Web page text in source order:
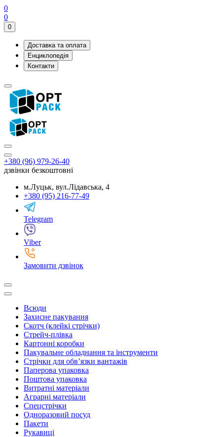
0
0
0
Доставка та оплата
Енциклопедія
Контакти
+380 (96) 979-26-40
дзвінки безкоштовні
м.Луцьк, вул.Лідавська, 4
+380 (95) 216-77-49
Telegram
Viber
Замовити дзвінок
Всюди
Захисне пакування
Скотч (клейкі стрічки)
Стрейч-плівка
Картонні коробки
Пакувальне обладнання та інструменти
Стрічки для обв’язки вантажів
Паперова упаковка
Поштова упаковка
Витратні матеріали
Аграрні матеріали
Спецстрічки
Одноразовий посуд
Пакети
Рукавиці